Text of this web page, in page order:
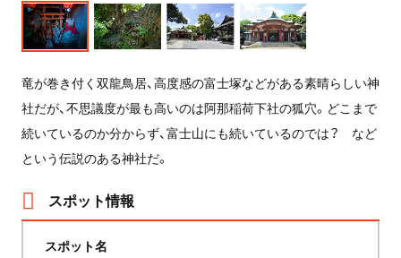
竜が巻き付く双龍鳥居、高度感の富士塚などがある素晴らしい神
社だが、不思議度が最も高いのは阿那稲荷下社の狐穴。どこまで
続いているのか分からず、富士山にも続いているのでは？ など
という伝説のある神社だ。
スポット情報
スポット名